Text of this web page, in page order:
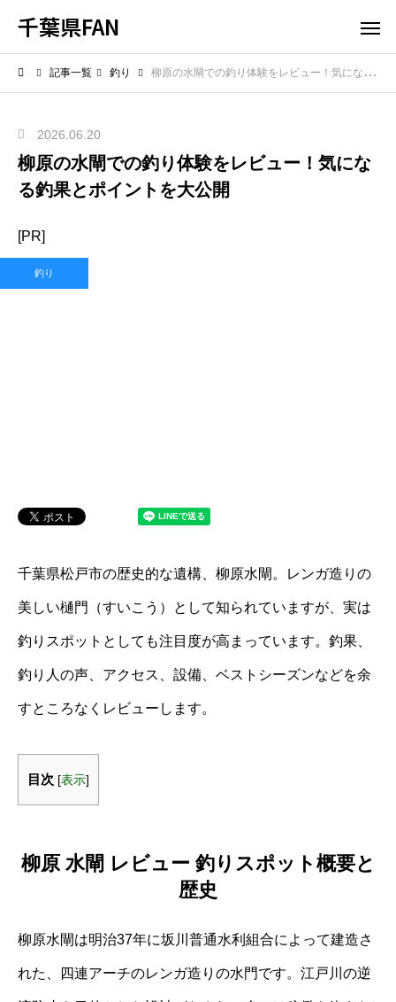
千葉県FAN
記事一覧 釣り 柳原の水閘での釣り体験をレビュー！気になる釣果とポイントを大公開
2026.06.20
柳原の水閘での釣り体験をレビュー！気にな
る釣果とポイントを大公開
[PR]
釣り
千葉県松戸市の歴史的な遺構、柳原水閘。レンガ造りの
美しい樋門（すいこう）として知られていますが、実は
釣りスポットとしても注目度が高まっています。釣果、
釣り人の声、アクセス、設備、ベストシーズンなどを余
すところなくレビューします。
目次 [表示]
柳原 水閘 レビュー 釣りスポット概要と
歴史
柳原水閘は明治37年に坂川普通水利組合によって建造さ
れた、四連アーチのレンガ造りの水門です。江戸川の逆